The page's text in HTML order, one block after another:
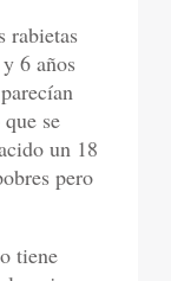
rabietas
6 años
se
un 18
pero
tiene